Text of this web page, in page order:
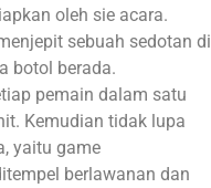
oleh sie acara.
sebuah sedotan di
botol berada.
pemain dalam satu
Kemudian tidak lupa
yaitu game
berlawanan dan